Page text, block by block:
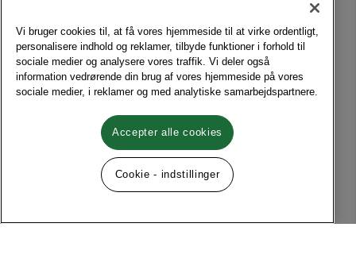
Vi bruger cookies til, at få vores hjemmeside til at virke ordentligt,
personalisere indhold og reklamer, tilbyde funktioner i forhold til
sociale medier og analysere vores traffik. Vi deler også
information vedrørende din brug af vores hjemmeside på vores
sociale medier, i reklamer og med analytiske samarbejdspartnere.
Accepter alle cookies
Cookie - indstillinger